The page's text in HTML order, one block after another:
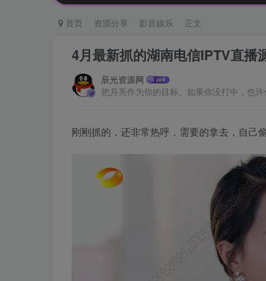
首页 资源分享 影音娱乐 正文
4月最新抓的湖南电信IPTV直播
辰光资源网
把月亮作为你的目标。如果你没打中，也
刚刚抓的，还非常热呼，需要的拿去，自己